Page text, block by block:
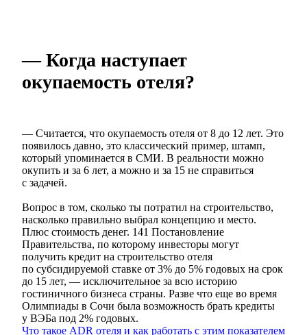
— Когда наступает
окупаемость отеля?
— Считается, что окупаемость отеля от 8 до 12 лет. Это
появилось давно, это классический пример, штамп,
который упоминается в СМИ. В реальности можно
окупить и за 6 лет, а можно и за 15 не справиться
с задачей.
Вопрос в том, сколько ты потратил на строительство,
насколько правильно выбрал концепцию и место.
Плюс стоимость денег. 141 Постановление
Правительства, по которому инвесторы могут
получить кредит на строительство отеля
по субсидируемой ставке от 3% до 5% годовых на срок
до 15 лет, — исключительное за всю историю
гостиничного бизнеса страны. Разве что еще во время
Олимпиады в Сочи была возможность брать кредиты
у ВЭБа под 2% годовых.
Что такое ADR отеля и как работать с этим показателем